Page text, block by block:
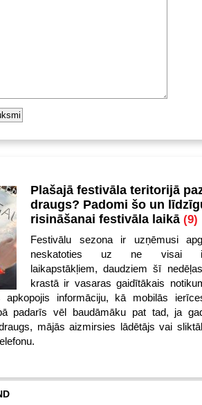
Plašajā festivāla teritorijā
draugs? Padomi šo un
risināšanai festivāla laikā (9)
Festivālu sezona ir uzņēmusi
neskatoties uz ne visai
laikapstākļiem, daudziem šī
krastā ir vasaras gaidītākais
apkopojis informāciju, kā mobilās
padarīs vēl baudāmāku pat tad, ja
mājās aizmirsies lādētājs vai